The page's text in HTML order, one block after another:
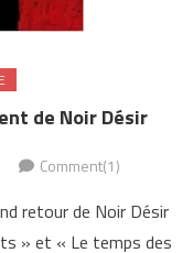
de Noir Désir
Comment(1)
retour de Noir Désir
» et « Le temps des